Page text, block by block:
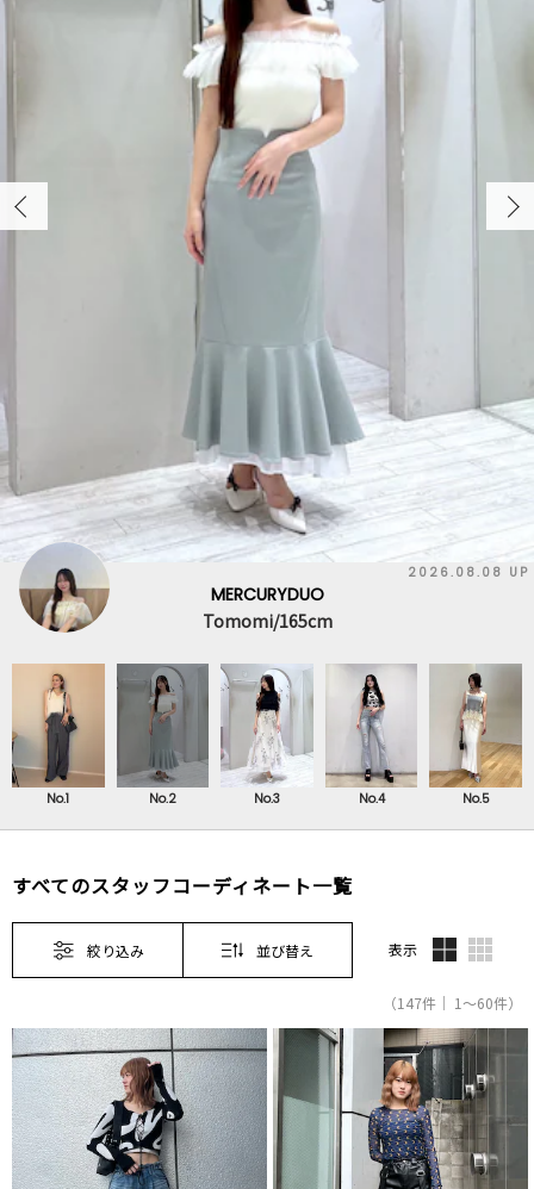
2026.08.08 UP
MERCURYDUO
Tomomi/165cm
No.1 No.2 No.3 No.4 No.5
すべてのスタッフコーディネート一覧
絞り込み 並び替え 表示
（147件｜ 1～60件）